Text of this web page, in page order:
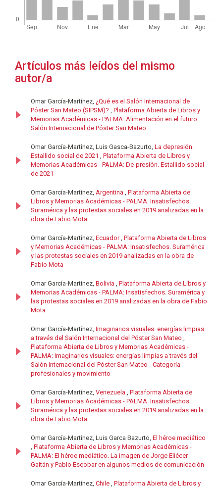
Artículos más leídos del mismo
autor/a
Omar García-Martínez, ¿Qué es el Salón Internacional de
Póster San Mateo (SIPSM)? , Plataforma Abierta de Libros y
Memorias Académicas - PALMA: Alimentación en el futuro.
Salón Internacional de Póster San Mateo
Omar García-Martínez, Luis Gasca-Bazurto, La depresión.
Estallido social de 2021 , Plataforma Abierta de Libros y
Memorias Académicas - PALMA: De-presión. Estallido social
de 2021
Omar García-Martínez, Argentina , Plataforma Abierta de
Libros y Memorias Académicas - PALMA: Insatisfechos.
Suramérica y las protestas sociales en 2019 analizadas en la
obra de Fabio Mota
Omar García-Martínez, Ecuador, Plataforma Abierta de Libros
y Memorias Académicas - PALMA: Insatisfechos. Suramérica
y las protestas sociales en 2019 analizadas en la obra de
Fabio Mota
Omar García-Martínez, Bolivia , Plataforma Abierta de Libros y
Memorias Académicas - PALMA: Insatisfechos. Suramérica y
las protestas sociales en 2019 analizadas en la obra de Fabio
Mota
Omar García-Martínez, Imaginarios visuales: energías limpias
a través del Salón Internacional del Póster San Mateo ,
Plataforma Abierta de Libros y Memorias Académicas -
PALMA: Imaginarios visuales: energías limpias a través del
Salón Internacional del Póster San Mateo - Categoría
profesionales y movimiento
Omar García-Martínez, Venezuela , Plataforma Abierta de
Libros y Memorias Académicas - PALMA: Insatisfechos.
Suramérica y las protestas sociales en 2019 analizadas en la
obra de Fabio Mota
Omar García-Martínez, Luis Garca Bazurto, El héroe mediático
, Plataforma Abierta de Libros y Memorias Académicas -
PALMA: El héroe mediático. La imagen de Jorge Eliécer
Gaitán y Pablo Escobar en algunos medios de comunicación
Omar García-Martínez, Chile , Plataforma Abierta de Libros y